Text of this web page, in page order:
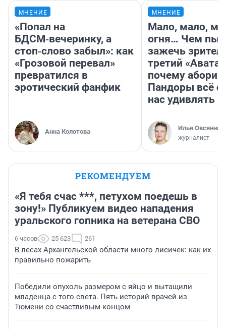
МНЕНИЕ
«Попал на
БДСМ‑вечеринку, а
стоп‑слово забыл»: как
«Грозовой перевал»
превратился в
эротический фанфик
Анна Колотова
МНЕНИЕ
Мало, мало,
огня… Чем
зажечь
третий
почему
Пандоры всё
нас удивлять
Илья
журналист
РЕКОМЕНДУЕМ
«Я тебя счас ***, петухом поедешь в
зону!» Публикуем видео нападения
уральского гопника на ветерана СВО
6 часов 25 623 261
В лесах Архангельской области много лисичек: как их
правильно пожарить
Победили опухоль размером с яйцо и вытащили
младенца с того света. Пять историй врачей из
Тюмени со счастливым концом